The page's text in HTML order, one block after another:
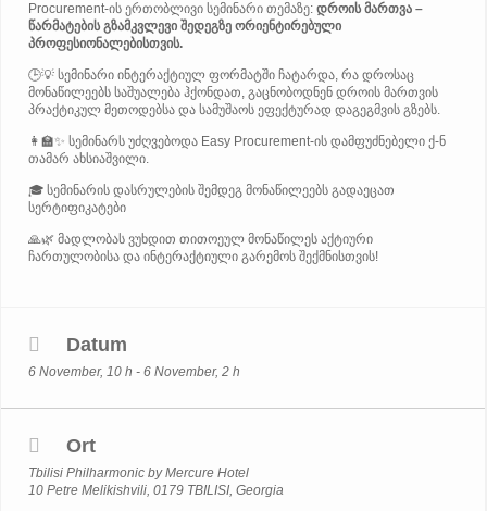
Procurement-ის ერთობლივი სემინარი თემაზე: დროის მართვა –
წარმატების გზამკვლევი შედეგზე ორიენტირებული
პროფესიონალებისთვის.
🕒💡 სემინარი ინტერაქტიულ ფორმატში ჩატარდა, რა დროსაც
მონაწილეებს საშუალება ჰქონდათ, გაცნობოდნენ დროის მართვის
პრაქტიკულ მეთოდებსა და სამუშაოს ეფექტურად დაგეგმვის გზებს.
👩‍🏫✨ სემინარს უძღვებოდა Easy Procurement-ის დამფუძნებელი ქ-ნ
თამარ ახსიაშვილი.
🎓 სემინარის დასრულების შემდეგ მონაწილეებს გადაეცათ
სერტიფიკატები
🙏🌿 მადლობას ვუხდით თითოეულ მონაწილეს აქტიური
ჩართულობისა და ინტერაქტიული გარემოს შექმნისთვის!
Datum
6 November, 10 h - 6 November, 2 h
Ort
Tbilisi Philharmonic by Mercure Hotel
10 Petre Melikishvili, 0179 TBILISI, Georgia